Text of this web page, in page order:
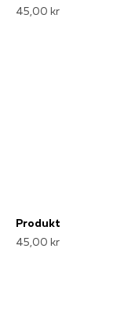
45,00 kr
Produkt
45,00 kr